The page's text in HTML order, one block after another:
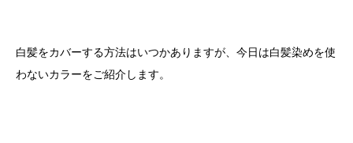
白髪をカバーする方法はいつかありますが、今日は白髪染めを使
わないカラーをご紹介します。